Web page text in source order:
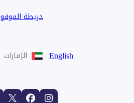
خريطة الموقع
English الإمارات